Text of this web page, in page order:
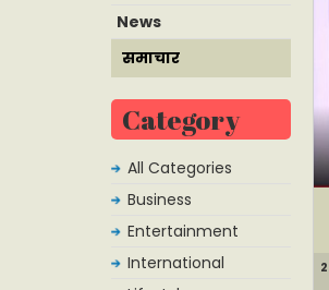
News
समाचार
Category
All Categories
Business
Entertainment
International